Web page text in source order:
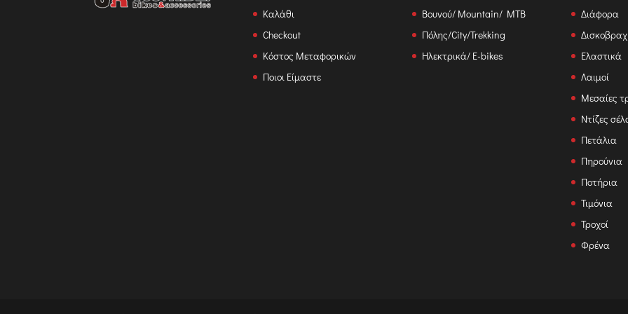
Καλάθι
Checkout
Κόστος Μεταφορικών
Ποιοι Είμαστε
Βουνού/ Mountain/ MTB
Πόλης/City/Trekking
Ηλεκτρικά/ E-bikes
Διάφορα
Ελαστικά
Λαιμοί
Μεσαίες
Ντίζες
Πετάλια
Πηρούνια
Ποτήρια
Τιμόνια
Τροχοί
Φρένα